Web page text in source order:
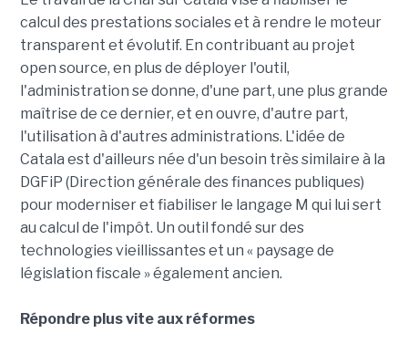
calcul des prestations sociales et à rendre le moteur
transparent et évolutif. En contribuant au projet
open source, en plus de déployer l'outil,
l'administration se donne, d'une part, une plus grande
maîtrise de ce dernier, et en ouvre, d'autre part,
l'utilisation à d'autres administrations. L'idée de
Catala est d'ailleurs née d'un besoin très similaire à la
DGFiP (Direction générale des finances publiques)
pour moderniser et fiabiliser le langage M qui lui sert
au calcul de l'impôt. Un outil fondé sur des
technologies vieillissantes et un « paysage de
législation fiscale » également ancien.
Répondre plus vite aux réformes